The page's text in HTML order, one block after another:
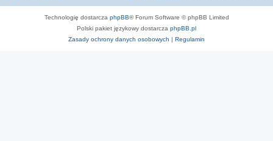
Technologię dostarcza phpBB® Forum Software © phpBB Limited
Polski pakiet językowy dostarcza phpBB.pl
Zasady ochrony danych osobowych | Regulamin